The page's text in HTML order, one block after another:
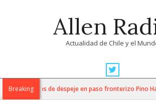
Allen
Actualidad de Chile y el
Navigation
MenuBreaking
trabajos de despeje en paso fronterizo Pino